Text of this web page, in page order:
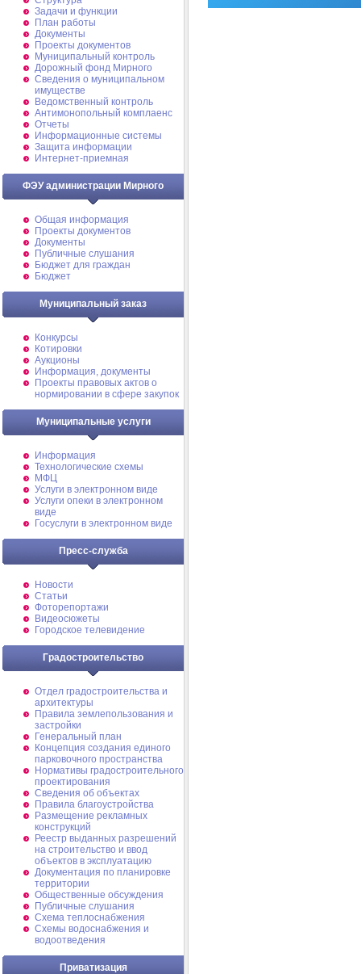
Задачи и функции
План работы
Документы
Проекты документов
Муниципальный контроль
Дорожный фонд Мирного
Cведения о муниципальном
имуществе
Ведомственный контроль
Антимонопольный комплаенс
Отчеты
Информационные системы
Защита информации
Интернет-приемная
ФЭУ администрации Мирного
Общая информация
Проекты документов
Документы
Публичные слушания
Бюджет для граждан
Бюджет
Муниципальный заказ
Конкурсы
Котировки
Аукционы
Информация, документы
Проекты правовых актов о
нормировании в сфере закупок
Муниципальные услуги
Информация
Технологические схемы
МФЦ
Услуги в электронном виде
Услуги опеки в электронном
виде
Госуслуги в электронном виде
Пресс-служба
Новости
Статьи
Фоторепортажи
Видеосюжеты
Городское телевидение
Градостроительство
Отдел градостроительства и
архитектуры
Правила землепользования и
застройки
Генеральный план
Концепция создания единого
парковочного пространства
Нормативы градостроительного
проектирования
Сведения об объектах
Правила благоустройства
Размещение рекламных
конструкций
Реестр выданных разрешений
на строительство и ввод
объектов в эксплуатацию
Документация по планировке
территории
Общественные обсуждения
Публичные слушания
Схема теплоснабжения
Схемы водоснабжения и
водоотведения
Приватизация